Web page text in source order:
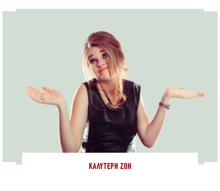
ΚΑΛΎΤΕΡΗ ΖΩΉ